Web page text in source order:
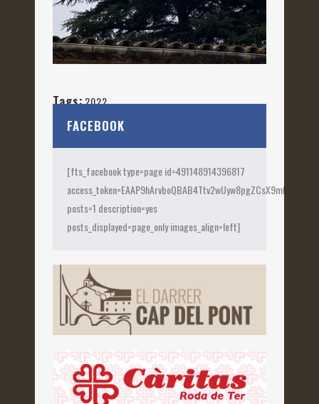
Tags:2022
FACEBOOK
[fts_facebook type=page id=491148914396817
posts=1 description=yes
posts_displayed=page_only images_align=left]